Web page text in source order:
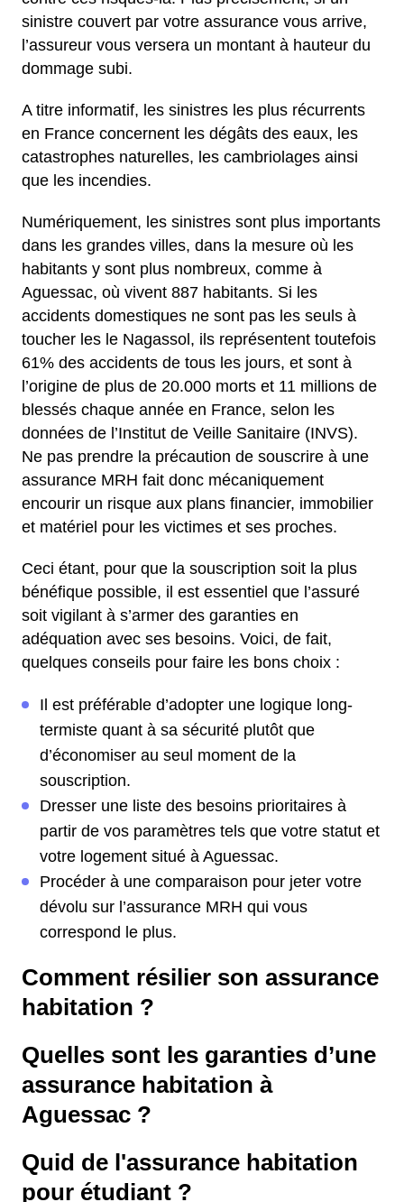
sinistre couvert par votre assurance vous arrive,
l’assureur vous versera un montant à hauteur du
dommage subi.
A titre informatif, les sinistres les plus récurrents
en France concernent les dégâts des eaux, les
catastrophes naturelles, les cambriolages ainsi
que les incendies.
Numériquement, les sinistres sont plus importants
dans les grandes villes, dans la mesure où les
habitants y sont plus nombreux, comme à
Aguessac, où vivent 887 habitants. Si les
accidents domestiques ne sont pas les seuls à
toucher les le Nagassol, ils représentent toutefois
61% des accidents de tous les jours, et sont à
l’origine de plus de 20.000 morts et 11 millions de
blessés chaque année en France, selon les
données de l’Institut de Veille Sanitaire (INVS).
Ne pas prendre la précaution de souscrire à une
assurance MRH fait donc mécaniquement
encourir un risque aux plans financier, immobilier
et matériel pour les victimes et ses proches.
Ceci étant, pour que la souscription soit la plus
bénéfique possible, il est essentiel que l’assuré
soit vigilant à s’armer des garanties en
adéquation avec ses besoins. Voici, de fait,
quelques conseils pour faire les bons choix :
Il est préférable d’adopter une logique long-
termiste quant à sa sécurité plutôt que
d’économiser au seul moment de la
souscription.
Dresser une liste des besoins prioritaires à
partir de vos paramètres tels que votre statut et
votre logement situé à Aguessac.
Procéder à une comparaison pour jeter votre
dévolu sur l’assurance MRH qui vous
correspond le plus.
Comment résilier son assurance
habitation ?
Quelles sont les garanties d’une
assurance habitation à
Aguessac ?
Quid de l'assurance habitation
pour étudiant ?